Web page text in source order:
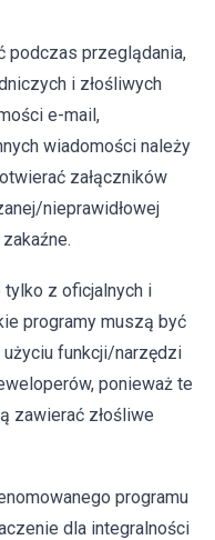
podczas przeglądania,
i złośliwych
e-mail,
wiadomości należy
załączników
nieprawidłowej
z oficjalnych i
programy muszą być
funkcji/narzędzi
ponieważ te
zawierać złośliwe
programu
dla integralności